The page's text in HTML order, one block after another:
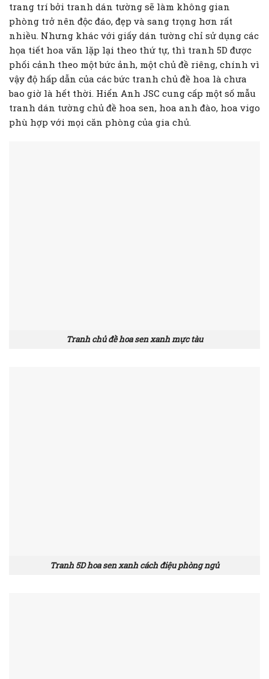
trang trí bởi tranh dán tường sẽ làm không gian
phòng trở nên độc đáo, đẹp và sang trọng hơn rất
nhiều. Nhưng khác với giấy dán tường chỉ sử dụng các
họa tiết hoa văn lặp lại theo thứ tự, thì tranh 5D được
phối cảnh theo một bức ảnh, một chủ đề riêng, chính vì
vậy độ hấp dẫn của các bức tranh chủ đề hoa là chưa
bao giờ là hết thời. Hiển Anh JSC cung cấp một số mẫu
tranh dán tường chủ đề hoa sen, hoa anh đào, hoa vigo
phù hợp với mọi căn phòng của gia chủ.
Tranh chủ đề hoa sen xanh mực tàu
Tranh 5D hoa sen xanh cách điệu phòng ngủ